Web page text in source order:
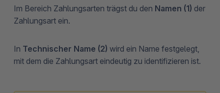
Im Bereich Zahlungsarten trägst du den Namen (1) der
Zahlungsart ein.
In Technischer Name (2) wird ein Name festgelegt,
mit dem die Zahlungsart eindeutig zu identifizieren ist.